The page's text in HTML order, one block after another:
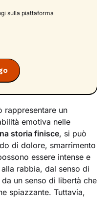
superare una rottura?
la rottura?
di una storia
sulla piattaforma
rappresentare un
emotiva nelle
storia finisce, si può
di dolore, smarrimento
essere intense e
rabbia, dal senso di
un senso di libertà che
spiazzante. Tuttavia,